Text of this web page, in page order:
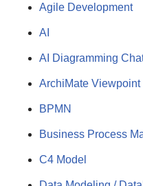
Agile Development
AI
AI Diagramming
ArchiMate Viewpoint
BPMN
Business Process
C4 Model